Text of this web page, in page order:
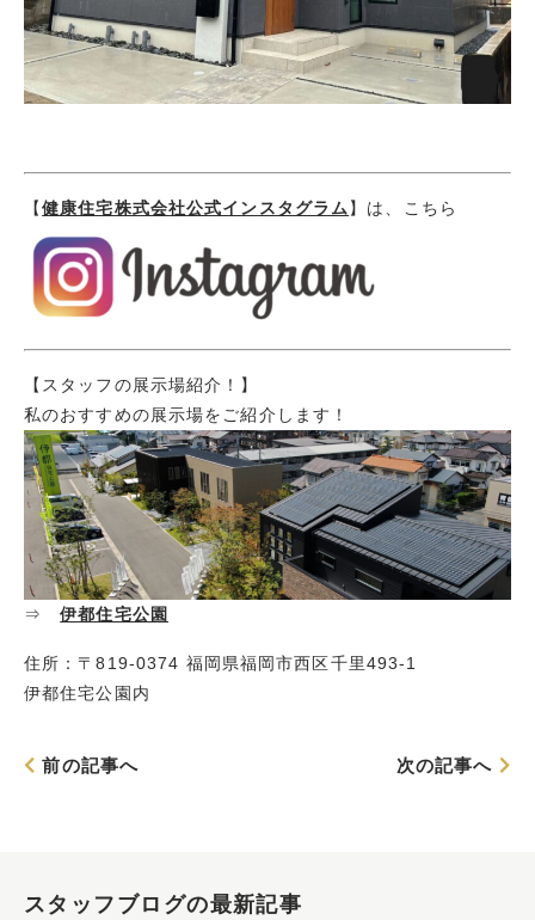
【健康住宅株式会社公式インスタグラム 】は、こちら
【スタッフの展示場紹介！】
私のおすすめの展示場をご紹介します！
⇒伊都住宅公園
住所：〒819-0374 福岡県福岡市西区千里493-1
伊都住宅公園内
前の記事へ 次の記事へ
スタッフブログの最新記事